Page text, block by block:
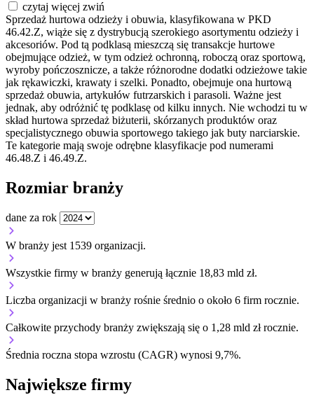
czytaj więcej zwiń
Sprzedaż hurtowa odzieży i obuwia, klasyfikowana w PKD
46.42.Z, wiąże się z dystrybucją szerokiego asortymentu odzieży i
akcesoriów. Pod tą podklasą mieszczą się transakcje hurtowe
obejmujące odzież, w tym odzież ochronną, roboczą oraz sportową,
wyroby pończosznicze, a także różnorodne dodatki odzieżowe takie
jak rękawiczki, krawaty i szelki. Ponadto, obejmuje ona hurtową
sprzedaż obuwia, artykułów futrzarskich i parasoli. Ważne jest
jednak, aby odróżnić tę podklasę od kilku innych. Nie wchodzi tu w
skład hurtowa sprzedaż biżuterii, skórzanych produktów oraz
specjalistycznego obuwia sportowego takiego jak buty narciarskie.
Te kategorie mają swoje odrębne klasyfikacje pod numerami
46.48.Z i 46.49.Z.
Rozmiar branży
dane za rok
W branży jest 1539 organizacji.
Wszystkie firmy w branży generują łącznie 18,83 mld zł.
Liczba organizacji w branży rośnie średnio o około 6 firm rocznie.
Całkowite przychody branży zwiększają się o 1,28 mld zł rocznie.
Średnia roczna stopa wzrostu (CAGR) wynosi 9,7%.
Największe firmy